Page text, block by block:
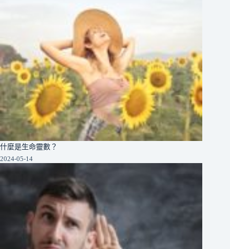
什麼是生命靈數？
2024-05-14